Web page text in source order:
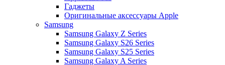
Гаджеты
Оригинальные аксессуары Apple
Samsung
Samsung Galaxy Z Series
Samsung Galaxy S26 Series
Samsung Galaxy S25 Series
Samsung Galaxy A Series